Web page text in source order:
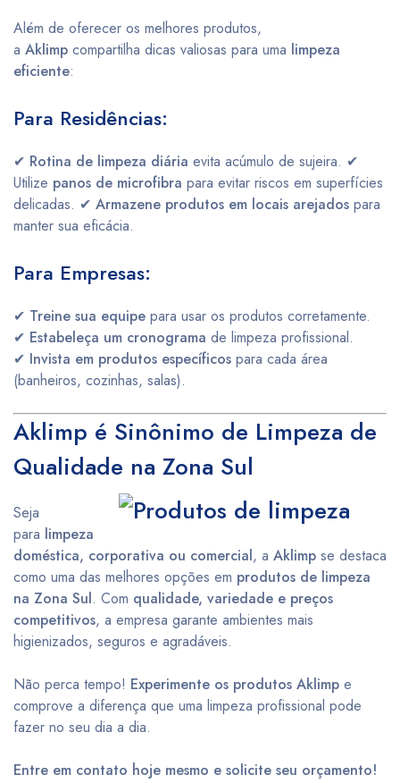
Além de oferecer os melhores produtos,
a Aklimp compartilha dicas valiosas para uma limpeza
eficiente:
Para Residências:
✔ Rotina de limpeza diária evita acúmulo de sujeira. ✔
Utilize panos de microfibra para evitar riscos em superfícies
delicadas. ✔ Armazene produtos em locais arejados para
manter sua eficácia.
Para Empresas:
✔ Treine sua equipe para usar os produtos corretamente.
✔ Estabeleça um cronograma de limpeza profissional.
✔ Invista em produtos específicos para cada área
(banheiros, cozinhas, salas).
Aklimp é Sinônimo de Limpeza de
Qualidade na Zona Sul
Seja
para limpeza
doméstica, corporativa ou comercial, a Aklimp se destaca
como uma das melhores opções em produtos de limpeza
na Zona Sul. Com qualidade, variedade e preços
competitivos, a empresa garante ambientes mais
higienizados, seguros e agradáveis.
Não perca tempo! Experimente os produtos Aklimp e
comprove a diferença que uma limpeza profissional pode
fazer no seu dia a dia.
Entre em contato hoje mesmo e solicite seu orçamento!